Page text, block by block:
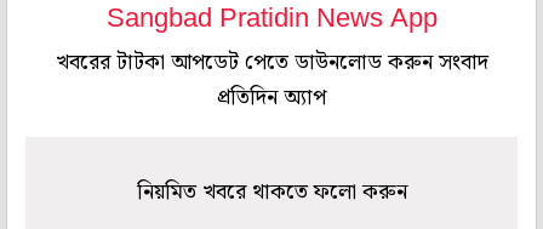
Sangbad Pratidin News App
খবরের টাটকা আপডেট পেতে ডাউনলোড করুন সংবাদ
প্রতিদিন অ্যাপ
নিয়মিত খবরে থাকতে ফলো করুন